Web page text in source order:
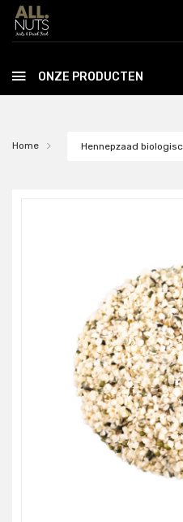
Skip to main content
ONZE PRODUCTEN
Home Hennepzaad